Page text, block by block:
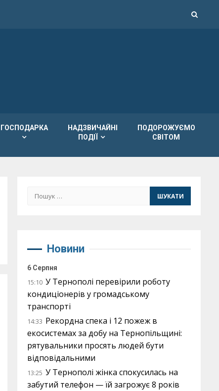
ГОСПОДАРКА
НАДЗВИЧАЙНІ
ПОДІЇ
ПОДОРОЖУЄМО
СВІТОМ
Пошук:
Новини
6 Серпня
15:10 У Тернополі перевірили роботу
кондиціонерів у громадському
транспорті
14:33 Рекордна спека і 12 пожеж в
екосистемах за добу на Тернопільщині:
рятувальники просять людей бути
відповідальними
13:25 У Тернополі жінка спокусилась на
забутий телефон — їй загрожує 8 років